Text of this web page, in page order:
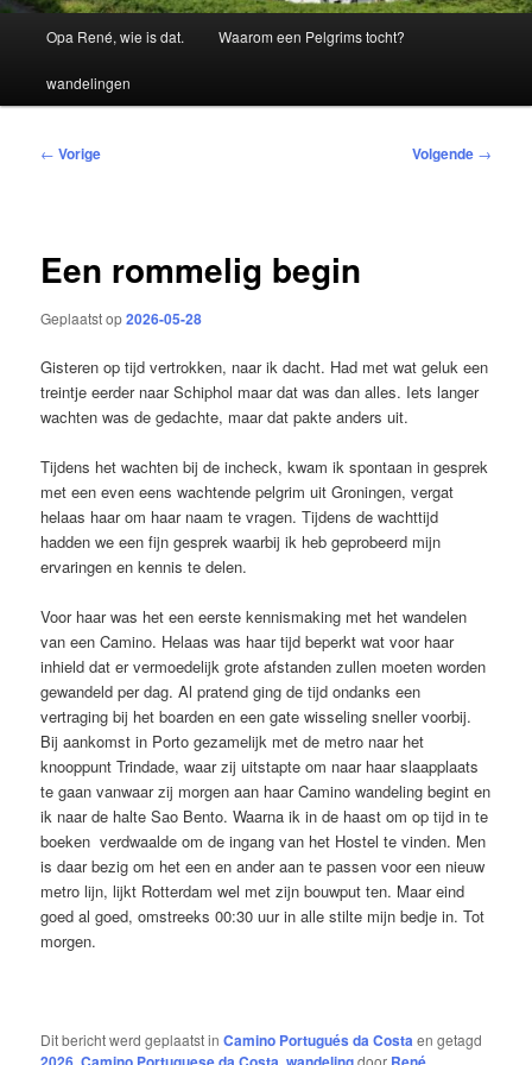
Opa René, wie is dat. Waarom een Pelgrims tocht?
wandelingen
Bericht
← Vorige Volgende →
Een rommelig begin
Geplaatst op2026-05-28
Gisteren op tijd vertrokken, naar ik dacht. Had met wat geluk een
treintje eerder naar Schiphol maar dat was dan alles. Iets langer
wachten was de gedachte, maar dat pakte anders uit.
Tijdens het wachten bij de incheck, kwam ik spontaan in gesprek
met een even eens wachtende pelgrim uit Groningen, vergat
helaas haar om haar naam te vragen. Tijdens de wachttijd
hadden we een fijn gesprek waarbij ik heb geprobeerd mijn
ervaringen en kennis te delen.
Voor haar was het een eerste kennismaking met het wandelen
van een Camino. Helaas was haar tijd beperkt wat voor haar
inhield dat er vermoedelijk grote afstanden zullen moeten worden
gewandeld per dag. Al pratend ging de tijd ondanks een
vertraging bij het boarden en een gate wisseling sneller voorbij.
Bij aankomst in Porto gezamelijk met de metro naar het
knooppunt Trindade, waar zij uitstapte om naar haar slaapplaats
te gaan vanwaar zij morgen aan haar Camino wandeling begint en
ik naar de halte Sao Bento. Waarna ik in de haast om op tijd in te
boeken verdwaalde om de ingang van het Hostel te vinden. Men
is daar bezig om het een en ander aan te passen voor een nieuw
metro lijn, lijkt Rotterdam wel met zijn bouwput ten. Maar eind
goed al goed, omstreeks 00:30 uur in alle stilte mijn bedje in. Tot
morgen.
Dit bericht werd geplaatst inCamino Portugués da Costa en getagd
, , door